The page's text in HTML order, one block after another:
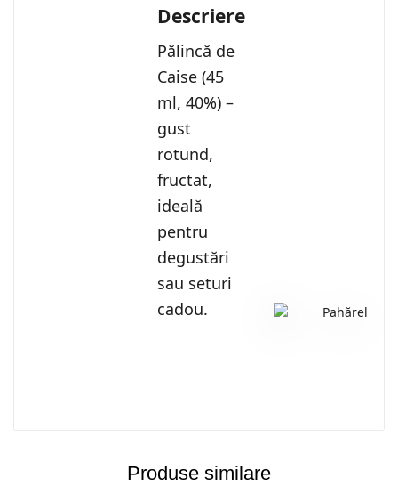
Descriere
Pălincă de
Caise (45
ml, 40%) –
gust
rotund,
fructat,
ideală
pentru
degustări
sau seturi
cadou.
Produse similare